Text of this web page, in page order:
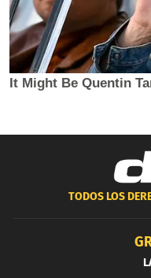
TODOS LOS